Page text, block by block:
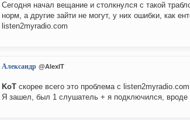
Сегодня начал вещание и столкнулся с такой
норм, а другие зайти не могут, у них ошибки, как
listen2myradio.com
Александр @AlexIT
KoT скорее всего это проблема с listen2myradio.com
Я зашел, был 1 слушатель + я подключился, вроде